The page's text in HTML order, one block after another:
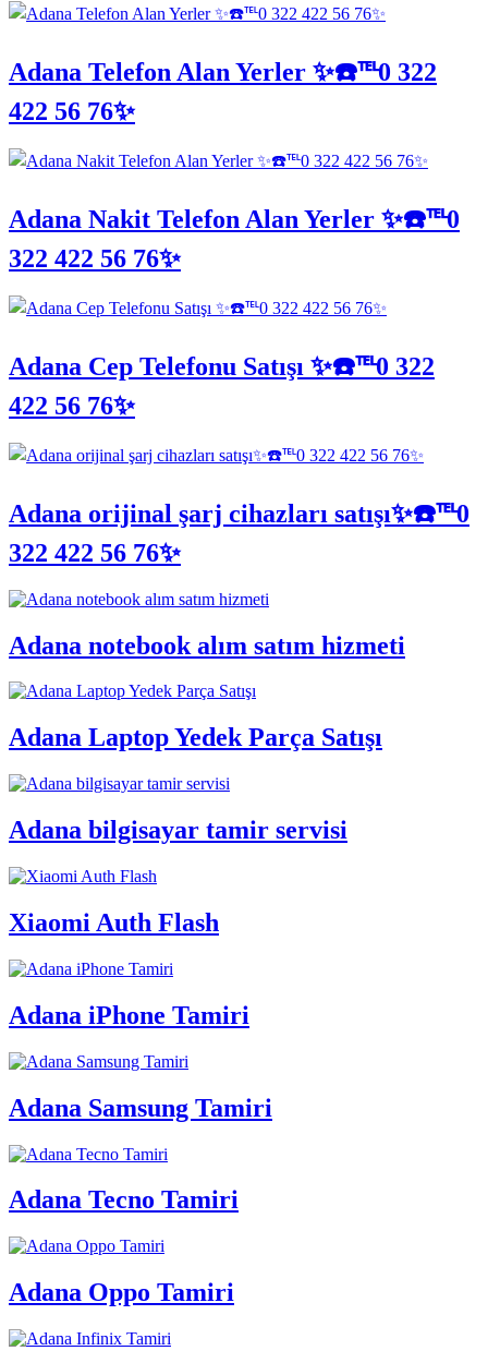
Adana Telefon Alan Yerler ✨☎️℡0 322
422 56 76✨
Adana Nakit Telefon Alan Yerler ✨☎️℡0
322 422 56 76✨
Adana Cep Telefonu Satışı ✨☎️℡0 322
422 56 76✨
Adana orijinal şarj cihazları satışı✨☎️℡0
322 422 56 76✨
Adana notebook alım satım hizmeti
Adana Laptop Yedek Parça Satışı
Adana bilgisayar tamir servisi
Xiaomi Auth Flash
Adana iPhone Tamiri
Adana Samsung Tamiri
Adana Tecno Tamiri
Adana Oppo Tamiri